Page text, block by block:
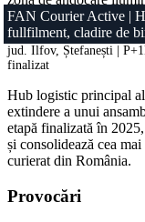
FAN Courier Active |
fullfilment, cladire de
jud. Ilfov, Ștefanești |
finalizat
Hub logistic principal
extindere a unui
etapă finalizată în
și consolidează cea
curierat din România.
Provocări